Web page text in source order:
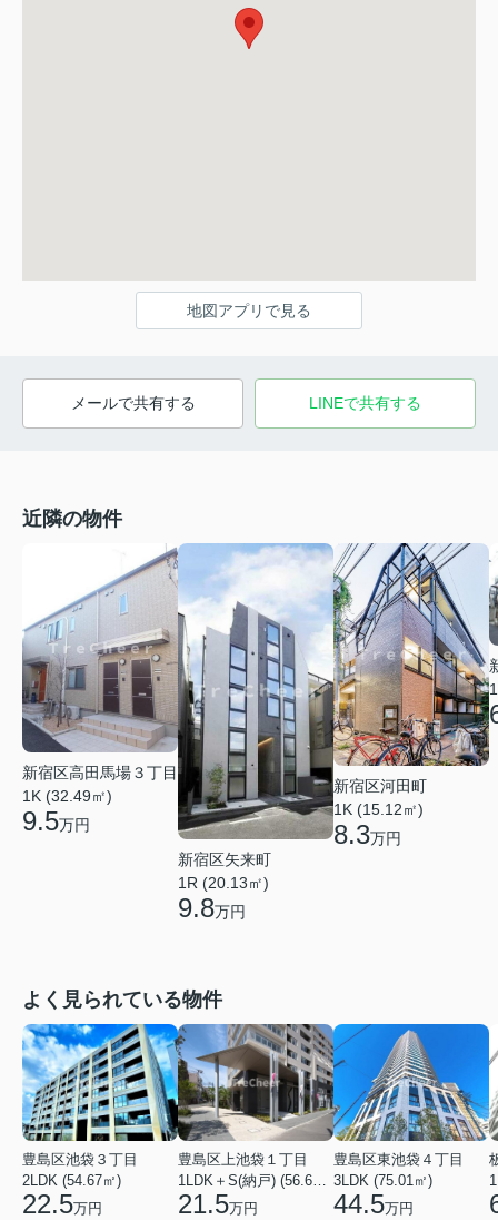
地図アプリで見る
メールで共有する LINEで共有する
近隣の物件
新宿区高田馬場３丁目
1K (32.49㎡)
9.5万円
新宿区矢来町
1R (20.13㎡)
9.8万円
新宿区河田町
1K (15.12㎡)
8.3万円
よく見られている物件
豊島区池袋３丁目
2LDK (54.67㎡)
22.5万円
豊島区上池袋１丁目
21.5万円
豊島区東池袋４丁目
3LDK (75.01㎡)
44.5万円